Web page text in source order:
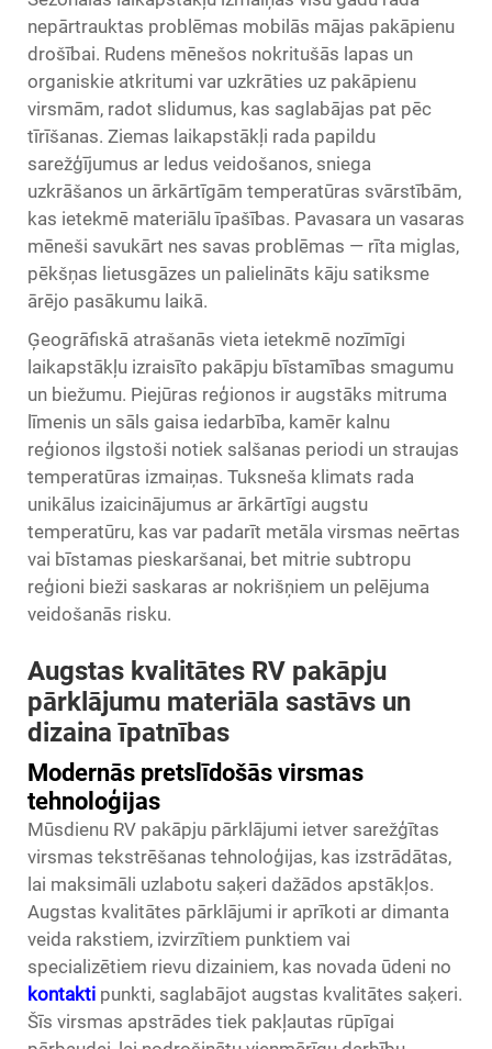
nepārtrauktas problēmas mobilās mājas pakāpienu
drošībai. Rudens mēnešos nokritušās lapas un
organiskie atkritumi var uzkrāties uz pakāpienu
virsmām, radot slidumus, kas saglabājas pat pēc
tīrīšanas. Ziemas laikapstākļi rada papildu
sarežģījumus ar ledus veidošanos, sniega
uzkrāšanos un ārkārtīgām temperatūras svārstībām,
kas ietekmē materiālu īpašības. Pavasara un vasaras
mēneši savukārt nes savas problēmas — rīta miglas,
pēkšņas lietusgāzes un palielināts kāju satiksme
ārējo pasākumu laikā.
Ģeogrāfiskā atrašanās vieta ietekmē nozīmīgi
laikapstākļu izraisīto pakāpju bīstamības smagumu
un biežumu. Piejūras reģionos ir augstāks mitruma
līmenis un sāls gaisa iedarbība, kamēr kalnu
reģionos ilgstoši notiek salšanas periodi un straujas
temperatūras izmaiņas. Tuksneša klimats rada
unikālus izaicinājumus ar ārkārtīgi augstu
temperatūru, kas var padarīt metāla virsmas neērtas
vai bīstamas pieskaršanai, bet mitrie subtropu
reģioni bieži saskaras ar nokrišņiem un pelējuma
veidošanās risku.
Augstas kvalitātes RV pakāpju
pārklājumu materiāla sastāvs un
dizaina īpatnības
Modernās pretslīdošās virsmas
tehnoloģijas
Mūsdienu RV pakāpju pārklājumi ietver sarežģītas
virsmas tekstrēšanas tehnoloģijas, kas izstrādātas,
lai maksimāli uzlabotu saķeri dažādos apstākļos.
Augstas kvalitātes pārklājumi ir aprīkoti ar dimanta
veida rakstiem, izvirzītiem punktiem vai
specializētiem rievu dizainiem, kas novada ūdeni no
kontakti punkti, saglabājot augstas kvalitātes saķeri.
Šīs virsmas apstrādes tiek pakļautas rūpīgai